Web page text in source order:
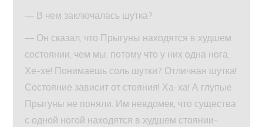
— В чем заключалась шутка?
— Он сказал, что Прыгуны находятся в худшем
состоянии, чем мы, потому что у них одна нога.
Хе-хе! Понимаешь соль шутки? Отличная шутка!
Состояние зависит от стояния! Ха-ха! А глупые
Прыгуны не поняли. Им невдомек, что существа
с одной ногой находятся в худшем стоянии-